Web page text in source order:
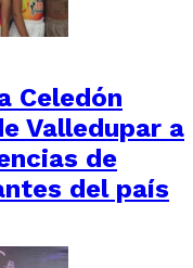
Celedón
Valledupar a
de
del país